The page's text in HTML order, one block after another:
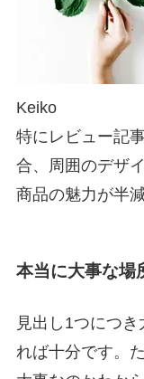
Keiko
特にレビュー記
合、周囲のデザ
商品の魅力が半
本当に大事な場
見出し1つにつ
れば十分です。